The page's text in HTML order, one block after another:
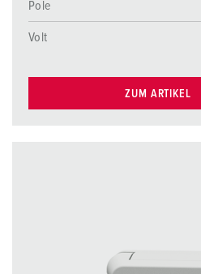
Pole
Volt
ZUM ARTIKEL